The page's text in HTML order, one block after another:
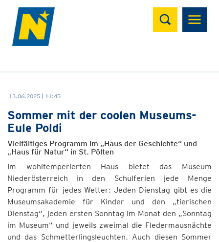
Suchen
13.06.2025 | 11:45
Sommer mit der coolen Museums-
Eule Poldi
Vielfältiges Programm im „Haus der Geschichte“ und
„Haus für Natur“ in St. Pölten
Im wohltemperierten Haus bietet das Museum
Niederösterreich in den Schulferien jede Menge
Programm für jedes Wetter: Jeden Dienstag gibt es die
Museumsakademie für Kinder und den „tierischen
Dienstag“, jeden ersten Sonntag im Monat den „Sonntag
im Museum“ und jeweils zweimal die Fledermausnächte
und das Schmetterlingsleuchten. Auch diesen Sommer